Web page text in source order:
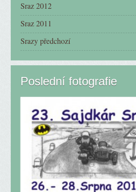
Sraz 2012
Sraz 2011
Srazy předchozí
Poslední fotografie